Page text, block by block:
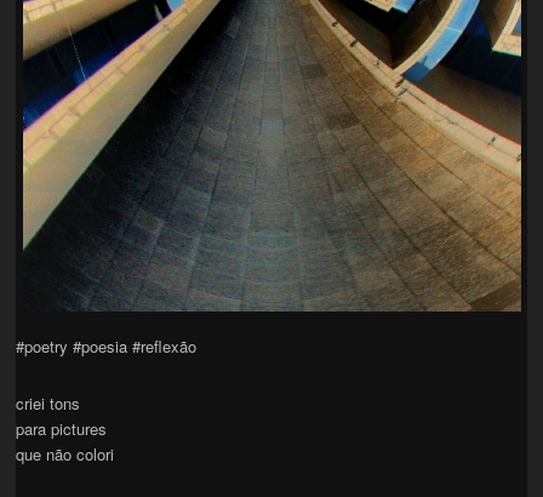
#poetry #poesia #reflexão
criei tons
para pictures
que não colori